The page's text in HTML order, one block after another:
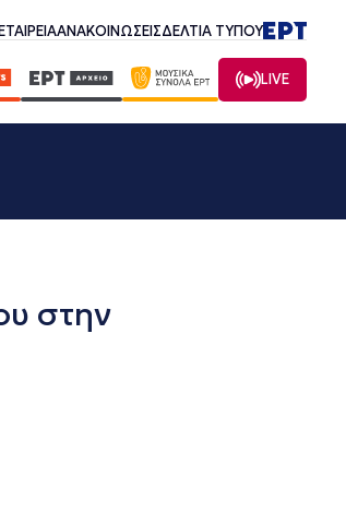
ΑΝΑΚΟΙΝΩΣΕΙΣΔΕΛΤΙΑ ΤΥΠΟΥ
LIVE
στην